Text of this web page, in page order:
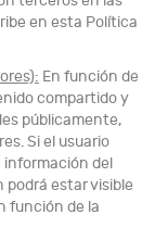
en esta Política
En función de
compartido y
públicamente,
Si el usuario
información del
podrá estar visible
función de la